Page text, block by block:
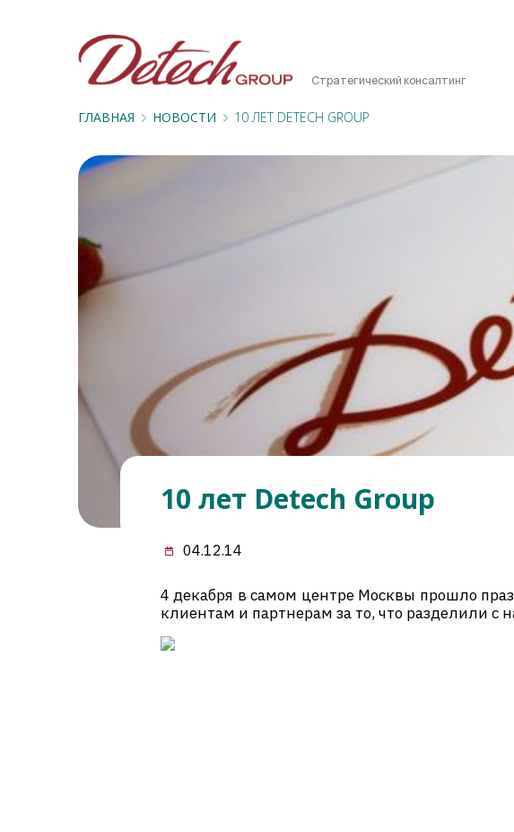
Стратегический консалтинг
ГЛАВНАЯ НОВОСТИ 10 ЛЕТ DETECH GROUP
10 лет Detech Group
04.12.14
4 декабря в самом центре Москвы прошло
клиентам и партнерам за то, что разделили с